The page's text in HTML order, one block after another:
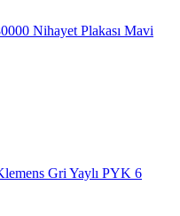
Nihayet Plakası Mavi
Gri Yaylı PYK 6